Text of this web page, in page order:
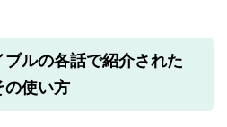
ブルの各話で紹介された
の使い方